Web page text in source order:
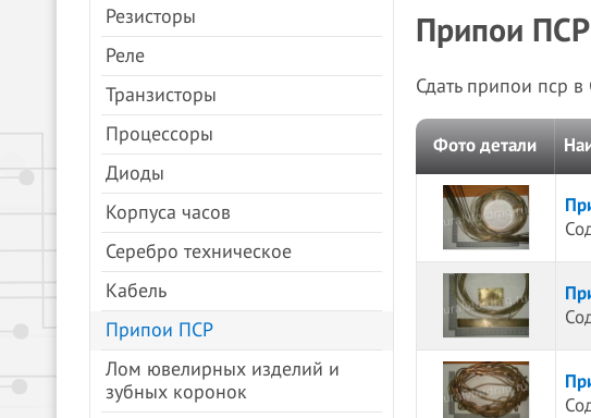
Резисторы
Реле
Транзисторы
Процессоры
Диоды
Корпуса часов
Серебро техническое
Кабель
Припои ПСР
Лом ювелирных изделий и
зубных коронок
Припои
Сдать припои пср
Фото детали